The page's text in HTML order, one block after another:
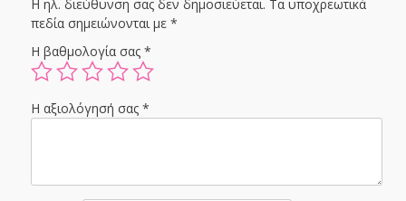
Η ηλ. διεύθυνση σας δεν δημοσιεύεται. Τα υποχρεωτικά
πεδία σημειώνονται με *
Η βαθμολογία σας *
Η αξιολόγησή σας *